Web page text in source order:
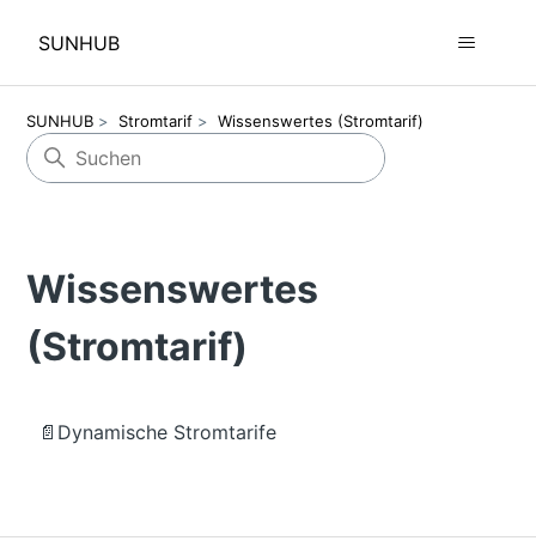
SUNHUB
SUNHUB Stromtarif Wissenswertes (Stromtarif)
Wissenswertes
(Stromtarif)
📄Dynamische Stromtarife